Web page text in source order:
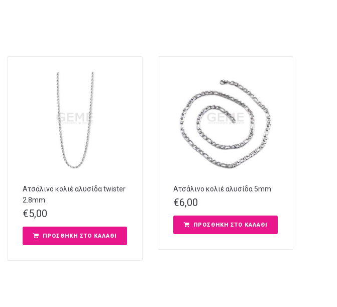
Ατσάλινο κολιέ αλυσίδα twister
2.8mm
€5,00
ΠΡΟΣΘΉΚΗ ΣΤΟ ΚΑΛΆΘΙ
Ατσάλινο κολιέ αλυσίδα 5mm
€6,00
ΠΡΟΣΘΉΚΗ ΣΤΟ ΚΑΛΆΘΙ